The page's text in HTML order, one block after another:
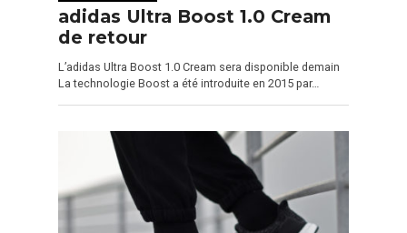
adidas Ultra Boost 1.0 Cream
de retour
L’adidas Ultra Boost 1.0 Cream sera disponible demain
La technologie Boost a été introduite en 2015 par…